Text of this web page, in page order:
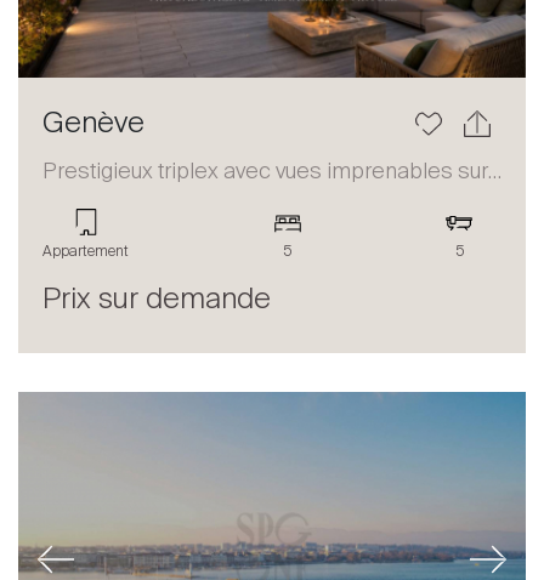
Genève
Prestigieux triplex avec vues imprenables sur le lac et les Alpes
Appartement 5 5
Prix sur demande
Previous Next